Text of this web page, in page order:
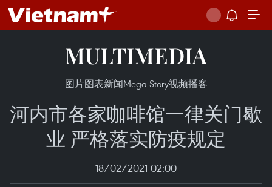
MULTIMEDIA
图片图表新闻Mega Story视频播客
河内市各家咖啡馆一律关门歇
业 严格落实防疫规定
18/02/2021 02:00